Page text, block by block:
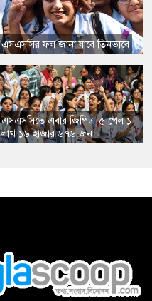
এসএসসির ফল জানা যাবে তিনভাবে
এসএসসিতে এবার জিপিএ-৫ পেল ১
লাখ ১৬ হাজার ৬৭৬ জন